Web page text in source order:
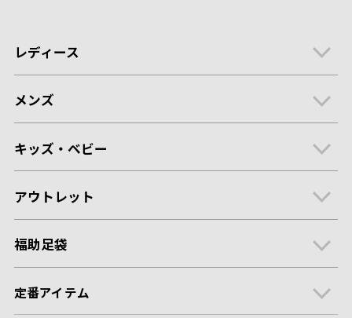
レディース
メンズ
キッズ・ベビー
アウトレット
福助足袋
定番アイテム